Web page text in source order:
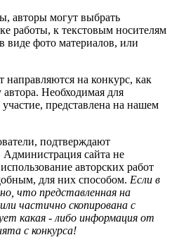
авторы могут выбрать
работы, к текстовым носителям
виде фото материалов, или
на конкурс, как
Необходимая для
представлена на нашем
подтверждают
Администрация сайта не
авторских работ
для них способом. Если в
что представленная на
частично скопирована с
какая - либо информация от
с конкурса!